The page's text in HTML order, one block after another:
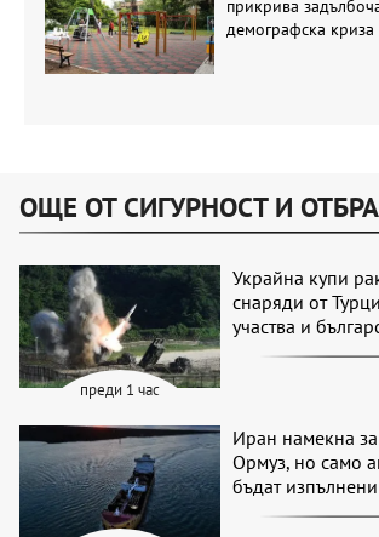
прикрива
демографска криза
ОЩЕ ОТ СИГУРНОСТ И
преди 1 час
Украйна купи
снаряди от
участва и
Иран намекна за
Ормуз, но само
бъдат изпълнени